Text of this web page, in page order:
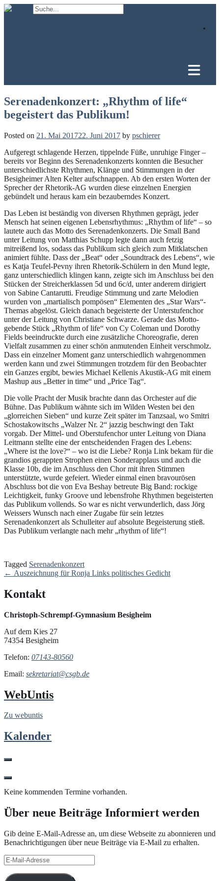
Skip
Serenadenkonzert: „Rhythm of life“
begeistert das Publikum!
Posted on 21. Mai 201722. Juni 2017 by pschierer
Aufgeregt schlagende Herzen, tippelnde Füße, unruhige Finger –
bereits vor Beginn des Serenadenkonzerts konnten die Besucher
unterschiedlichste Rhythmen, Klänge und Stimmungen in der
Besigheimer Alten Kelter aufschnappen. Ab den ersten Worten der
Sprecher der Rhetorik-AG wurden diese einzelnen Energien
gebündelt und heraus kam ein bezauberndes Konzert.
Das Leben ist beständig von diversen Rhythmen geprägt, jeder
Mensch hat seinen eigenen Lebensrhythmus: „Rhythm of life“ – so
lautete auch das Motto des Serenadenkonzerts. Die Small Band
unter Leitung von Matthias Schupp legte dann auch fetzig
mitreißend los, sodass das Publikum sich gleich zum Mitklatschen
animiert fühlte. Dass der „Beat“ oder „Soundtrack des Lebens“, wie
es Katja Teufel-Pevny ihren Rhetorik-Schülern in den Mund legte,
ganz unterschiedlich klingen kann, zeigte sich im Anschluss bei den
Stücken der Streicherklassen 5d und 6c/d, unter anderem dirigiert
von Sabine Cantarutti. Freudige Stimmung und zarte Melodien
wurden von „martialisch pompösen“ Elementen des „Star Wars“-
Themas abgelöst. Gleich danach begeisterte der Unterstufenchor
unter der Leitung von Christiane Schwarze. Gerade das Motto-
gebende Stück „Rhythm of life“ von Cy Coleman und Dorothy
Fields beeindruckte durch eine zusätzliche Choreografie, deren
Vielfalt zusammen zu einer schön anmutenden Einheit verschmolz.
Dass ein einzelner Moment ganz unterschiedlich wahrgenommen
werden kann und zwei Stimmungen trotzdem für den Beobachter
ein Ganzes ergibt, bewies Michael Kellenis Akustik-AG mit einem
Mashup aus „Better in time“ und „Price Tag“.
Die volle Pracht der Musik brachte dann das Orchester auf die
Bühne. Das Publikum wähnte sich im Wilden Westen bei den
„glorreichen Sieben“ und kurze Zeit später im Tanzsaal, wo Smitri
Schostakowitschs „Walzer Nr. 2“ jazzig beschwingt den Takt
vorgab. Der Mittel- und Oberstufenchor unter Leitung von Diana
Leitmann stellte eine der entscheidenden Fragen des Lebens:
„Where ist the love?“ – wo ist die Liebe? Ronja Link bekam für die
grandios gerappten Strophen einen Sonderapplaus und auch die
Klasse 10b, die im Anschluss den Chor mit ihren Stimmen
unterstützte, wurde gefeiert. Wieder einmal einen bravourösen
Abschluss bot die von Eva Beshay betreute Big Band: rockige
Leichtigkeit, funky Groove und lebensfrohe Rhythmen begeisterten
das Publikum vollends. So war es nicht verwunderlich, dass Jörg
Weissers Wunsch nach einer Zugabe für sein letztes
Serenadenkonzert als Schulleiter auf absolute Begeisterung stieß.
Das Publikum verlangte nach mehr „rhythm of life“!
Tagged Serenadenkonzert
Post
← Auszeichnung für Ronja Links politisches Gedicht
Kontakt
Christoph-Schrempf-Gymnasium Besigheim
Auf dem Kies 27
74354 Besigheim
Telefon: 07143-80560
Email: sekretariat@csgb.de
WebUntis
Zu webuntis
Kalender
Keine kommenden Termine vorhanden.
Über neue Beiträge Informiert werden
Gib deine E-Mail-Adresse an, um diese Webseite zu abonnieren und
Benachrichtigungen über neue Beiträge via E-Mail zu erhalten.
E-
Mail-
Adresse